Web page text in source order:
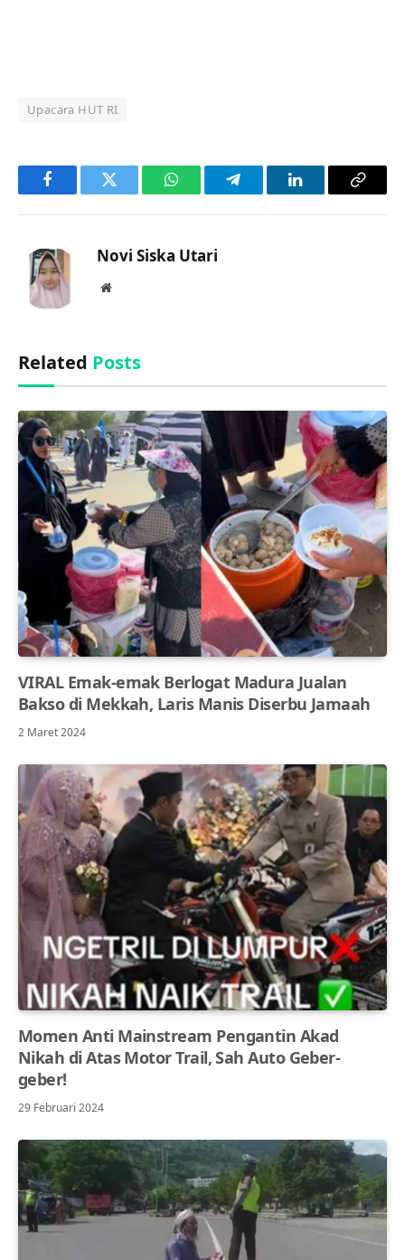
Upacara HUT RI
FacebookTwitter WhatsAppTelegramLinkedInCopy
Novi Siska Utari
Website
Related Posts
VIRAL Emak-emak Berlogat Madura Jualan
Bakso di Mekkah, Laris Manis Diserbu Jamaah
2 Maret 2024
Momen Anti Mainstream Pengantin Akad
Nikah di Atas Motor Trail, Sah Auto Geber-
geber!
29 Februari 2024